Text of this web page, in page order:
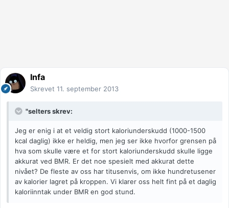
Infa
Skrevet 11. september 2013
"selters skrev:
Jeg er enig i at et veldig stort kaloriunderskudd (1000-1500
kcal daglig) ikke er heldig, men jeg ser ikke hvorfor grensen på
hva som skulle være et for stort kaloriunderskudd skulle ligge
akkurat ved BMR. Er det noe spesielt med akkurat dette
nivået? De fleste av oss har titusenvis, om ikke hundretusener
av kalorier lagret på kroppen. Vi klarer oss helt fint på et daglig
kaloriinntak under BMR en god stund.